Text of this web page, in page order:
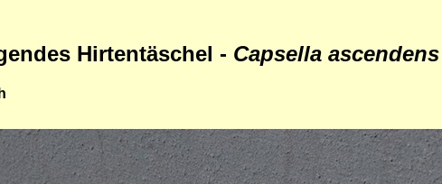
Hirtentäschel - Capsella ascendens